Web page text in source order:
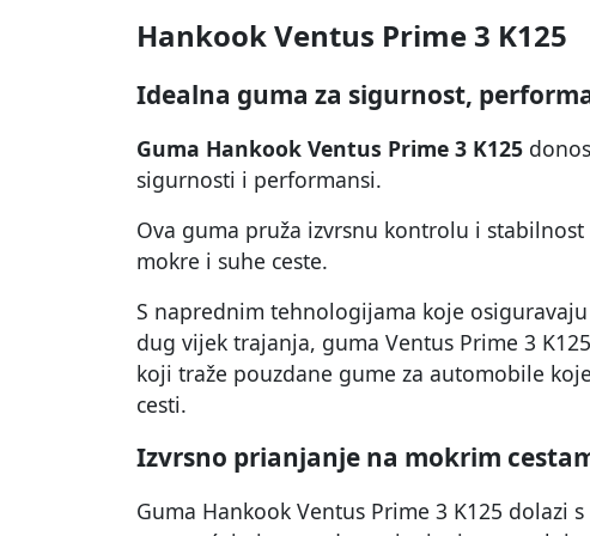
Hankook Ventus Prime 3 K125
Idealna guma za sigurnost,
Guma Hankook Ventus Prime 3 K125
sigurnosti i performansi.
Ova guma pruža izvrsnu kontrolu i
mokre i suhe ceste.
S naprednim tehnologijama koje
dug vijek trajanja, guma Ventus Prime 3
koji traže pouzdane gume za automobile
cesti.
Izvrsno prianjanje na mokrim
Guma Hankook Ventus Prime 3 K125 dolazi